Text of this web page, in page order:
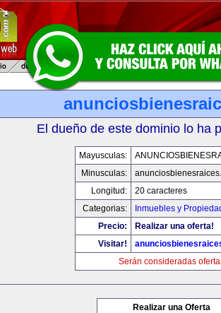
El dueño de este dominio lo ha
Mayusculas:
Minusculas:
Longitud:
20 caracteres
Categorias:
Inmuebles y
Precio:
Realizar una oferta!
Visitar!
Serán consideradas
Realizar una Oferta